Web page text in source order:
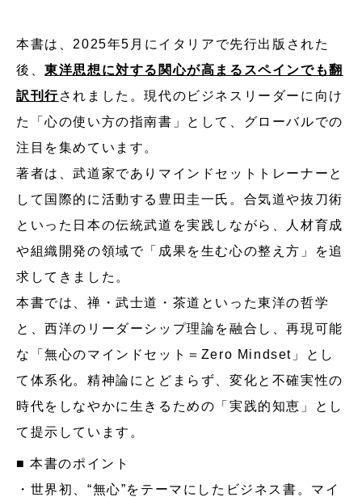
本書は、2025年5月にイタリアで先行出版された
後、東洋思想に対する関心が高まるスペインでも翻
訳刊行されました。現代のビジネスリーダーに向け
た「心の使い方の指南書」として、グローバルでの
注目を集めています。
著者は、武道家でありマインドセットトレーナーと
して国際的に活動する豊田圭一氏。合気道や抜刀術
といった日本の伝統武道を実践しながら、人材育成
や組織開発の領域で「成果を生む心の整え方」を追
求してきました。
本書では、禅・武士道・茶道といった東洋の哲学
と、西洋のリーダーシップ理論を融合し、再現可能
な「無心のマインドセット＝Zero Mindset」とし
て体系化。精神論にとどまらず、変化と不確実性の
時代をしなやかに生きるための「実践的知恵」とし
て提示しています。
■ 本書のポイント
・世界初、“無心”をテーマにしたビジネス書。マイ